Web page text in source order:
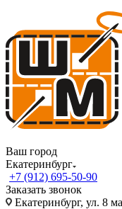
Ваш город
Екатеринбург
+7 (912) 695-50-90
Заказать звонок
Екатеринбург, ул. 8